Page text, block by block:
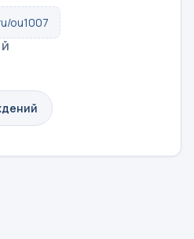
ou1007